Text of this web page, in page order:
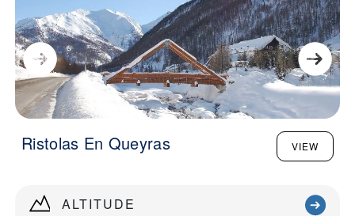
ALTITUDE
Ristolas En Queyras VIEW